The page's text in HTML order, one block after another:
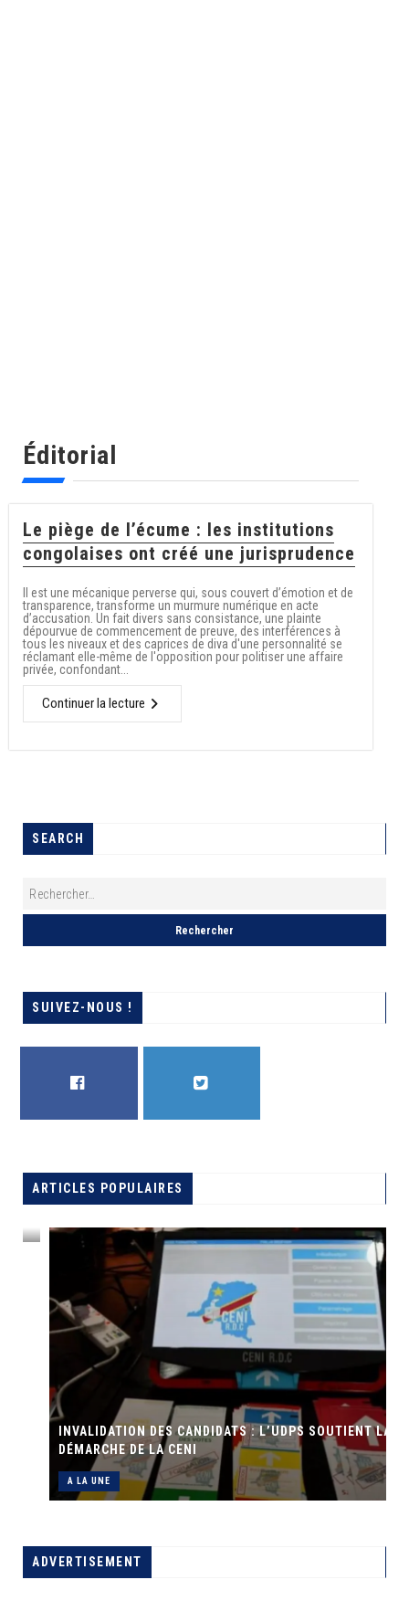
Éditorial
Le piège de l’écume : les institutions
congolaises ont créé une jurisprudence
Il est une mécanique perverse qui, sous couvert d’émotion et de
transparence, transforme un murmure numérique en acte
d’accusation. Un fait divers sans consistance, une plainte
dépourvue de commencement de preuve, des interférences à
tous les niveaux et des caprices de diva d'une personnalité se
réclamant elle-même de l'opposition pour politiser une affaire
privée, confondant...
Continuer la lecture
SEARCH
SUIVEZ-NOUS !
ARTICLES POPULAIRES
INVALIDATION DES CANDIDATS : L’UDPS SOUTIENT LA
DÉMARCHE DE LA CENI
A LA UNE
ADVERTISEMENT